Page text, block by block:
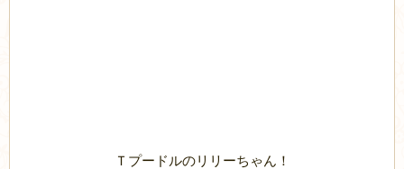
Ｔプードルのリリーちゃん！